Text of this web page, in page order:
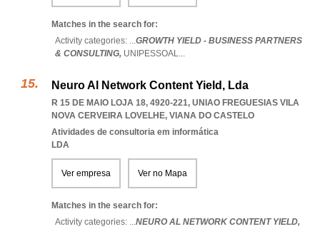
Matches in the search for:
Activity categories: ...GROWTH YIELD - BUSINESS PARTNERS
& CONSULTING, UNIPESSOAL...
Neuro Al Network Content Yield, Lda
R 15 DE MAIO LOJA 18, 4920-221, UNIAO FREGUESIAS VILA
NOVA CERVEIRA LOVELHE, VIANA DO CASTELO
Atividades de consultoria em informática
LDA
Ver empresa Ver no Mapa
Matches in the search for:
Activity categories: ...NEURO AL NETWORK CONTENT YIELD,